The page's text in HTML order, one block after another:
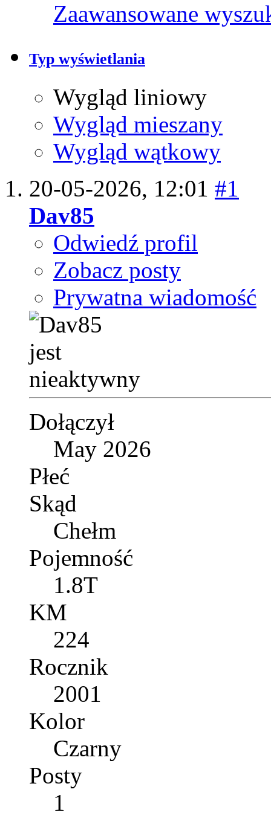
Zaawansowane
Typ wyświetlania
Wygląd liniowy
Wygląd mieszany
Wygląd wątkowy
20-05-2026, 12:01 #1
Dav85
Odwiedź profil
Zobacz posty
Prywatna wiadomość
Dołączył
May 2026
Płeć
Skąd
Chełm
Pojemność
1.8T
KM
224
Rocznik
2001
Kolor
Czarny
Posty
1